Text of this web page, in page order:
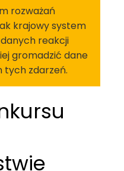
rozważań
krajowy system
reakcji
gromadzić dane
tych zdarzeń.